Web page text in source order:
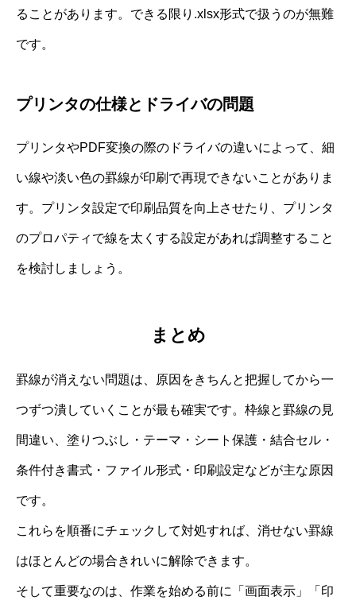
ることがあります。できる限り.xlsx形式で扱うのが無難
です。
プリンタの仕様とドライバの問題
プリンタやPDF変換の際のドライバの違いによって、細
い線や淡い色の罫線が印刷で再現できないことがありま
す。プリンタ設定で印刷品質を向上させたり、プリンタ
のプロパティで線を太くする設定があれば調整すること
を検討しましょう。
まとめ
罫線が消えない問題は、原因をきちんと把握してから一
つずつ潰していくことが最も確実です。枠線と罫線の見
間違い、塗りつぶし・テーマ・シート保護・結合セル・
条件付き書式・ファイル形式・印刷設定などが主な原因
です。
これらを順番にチェックして対処すれば、消せない罫線
はほとんどの場合きれいに解除できます。
そして重要なのは、作業を始める前に「画面表示」「印